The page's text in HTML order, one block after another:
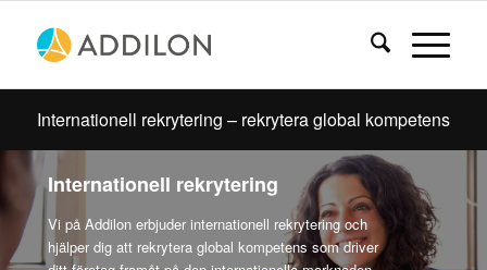
Internationell rekrytering – rekrytera global kompetens
Internationell rekrytering
Vi på Addilon erbjuder internationell rekrytering och
hjälper dig att rekrytera global kompetens som driver